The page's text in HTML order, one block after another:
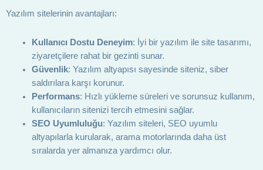
Yazılım sitelerinin avantajları:
Kullanıcı Dostu Deneyim: İyi bir yazılım ile site tasarımı,
ziyaretçilere rahat bir gezinti sunar.
Güvenlik: Yazılım altyapısı sayesinde siteniz, siber
saldırılara karşı korunur.
Performans: Hızlı yükleme süreleri ve sorunsuz kullanım,
kullanıcıların sitenizi tercih etmesini sağlar.
SEO Uyumluluğu: Yazılım siteleri, SEO uyumlu
altyapılarla kurularak, arama motorlarında daha üst
sıralarda yer almanıza yardımcı olur.